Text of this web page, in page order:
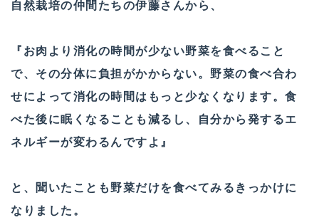
自然栽培の仲間たちの伊藤さんから、
『お肉より消化の時間が少ない野菜を食べること
で、その分体に負担がかからない。野菜の食べ合わ
せによって消化の時間はもっと少なくなります。食
べた後に眠くなることも減るし、自分から発するエ
ネルギーが変わるんですよ』
と、聞いたことも野菜だけを食べてみるきっかけに
なりました。